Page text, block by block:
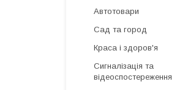
Автотовари
Сад та город
Краса і здоров'я
Сигналізація та
відеоспостереження